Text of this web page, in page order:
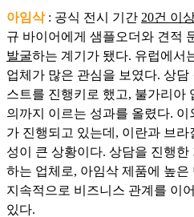
아임삭: 공식 전시 기간 20건 이
규 바이어에게 샘플오더와 견적
발굴하는 계기가 됐다. 유럽에서
업체가 많은 관심을 보였다. 상담
스트를 진행키로 했고, 불가리아
의까지 이르는 성과를 올렸다.
가 진행되고 있는데, 이란과 브
성이 큰 상황이다. 상담을 진행한
하는 업체로, 아임삭 제품에 높은
지속적으로 비즈니스 관계를 이
있다.